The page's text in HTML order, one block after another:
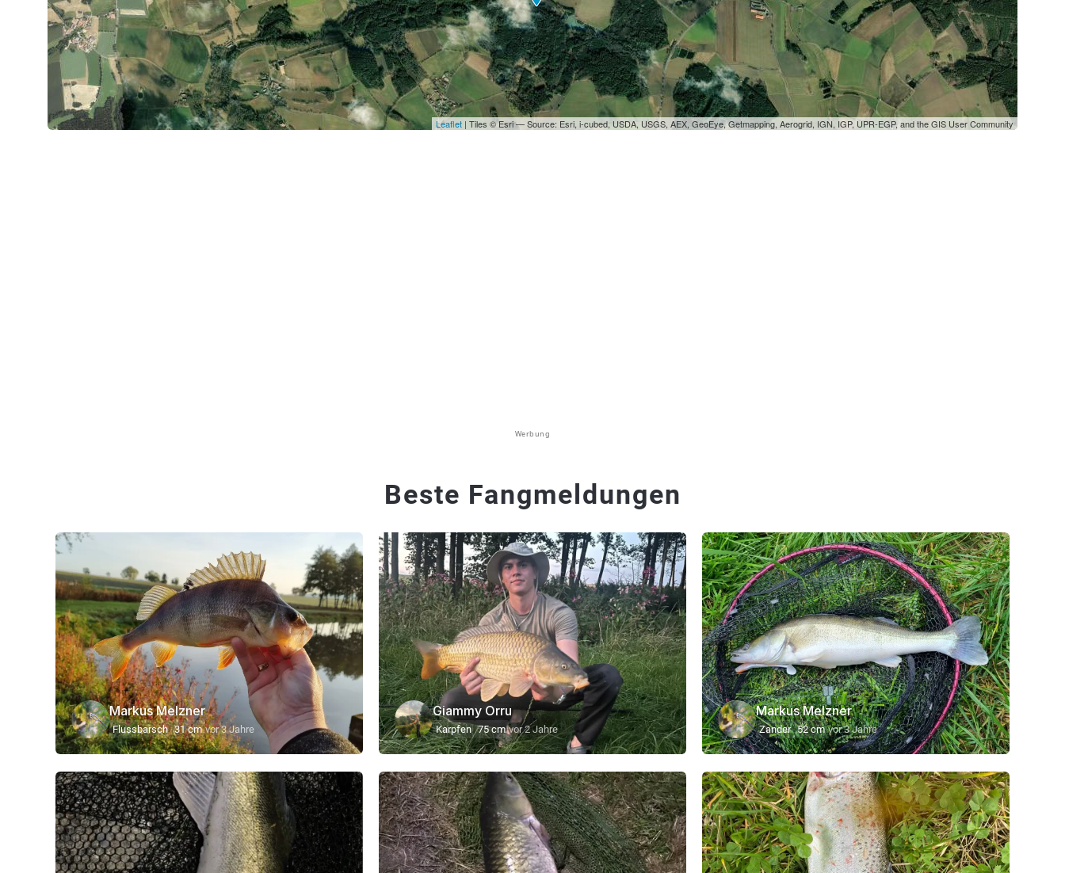
Leaflet | Tiles © Esri — Source: Esri, i-cubed, USDA, USGS, AEX, GeoEye, Getmapping, Aerogrid, IGN, IGP, UPR-EGP, and the GIS User Community
Werbung
Beste Fangmeldungen
Markus Melzner
Flussbarsch 31 cm vor 3 Jahre
Giammy Orru
Karpfen 75 cm vor 2 Jahre
Markus Melzner
Zander 52 cm vor 3 Jahre